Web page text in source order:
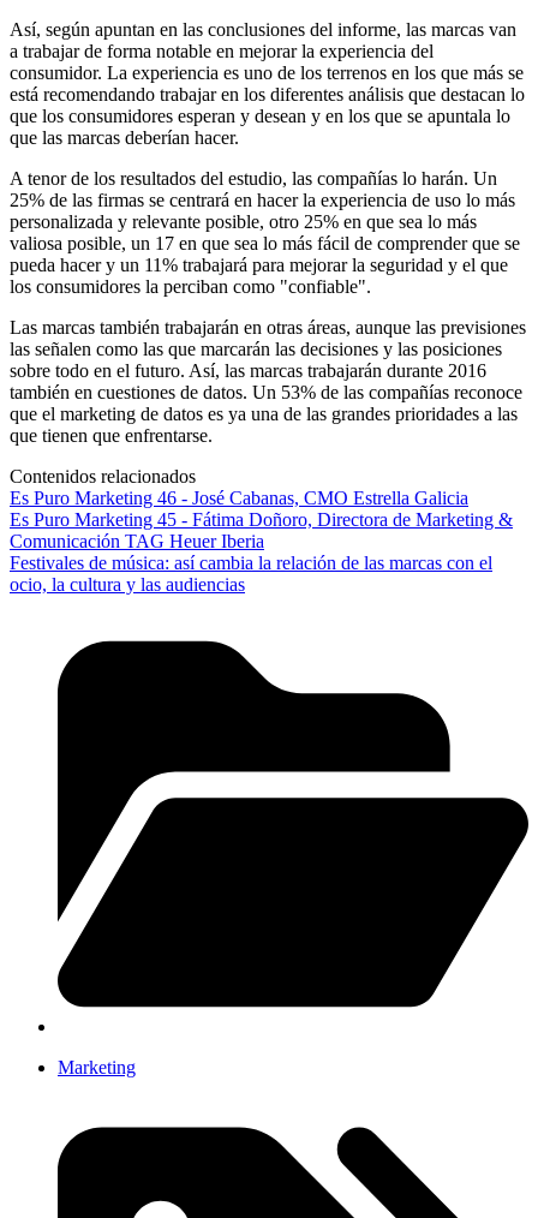
Así, según apuntan en las conclusiones del informe, las marcas van
a trabajar de forma notable en mejorar la experiencia del
consumidor. La experiencia es uno de los terrenos en los que más se
está recomendando trabajar en los diferentes análisis que destacan lo
que los consumidores esperan y desean y en los que se apuntala lo
que las marcas deberían hacer.
A tenor de los resultados del estudio, las compañías lo harán. Un
25% de las firmas se centrará en hacer la experiencia de uso lo más
personalizada y relevante posible, otro 25% en que sea lo más
valiosa posible, un 17 en que sea lo más fácil de comprender que se
pueda hacer y un 11% trabajará para mejorar la seguridad y el que
los consumidores la perciban como "confiable".
Las marcas también trabajarán en otras áreas, aunque las previsiones
las señalen como las que marcarán las decisiones y las posiciones
sobre todo en el futuro. Así, las marcas trabajarán durante 2016
también en cuestiones de datos. Un 53% de las compañías reconoce
que el marketing de datos es ya una de las grandes prioridades a las
que tienen que enfrentarse.
Contenidos relacionados
Es Puro Marketing 46 - José Cabanas, CMO Estrella Galicia
Es Puro Marketing 45 - Fátima Doñoro, Directora de Marketing &
Comunicación TAG Heuer Iberia
Festivales de música: así cambia la relación de las marcas con el
ocio, la cultura y las audiencias
Marketing